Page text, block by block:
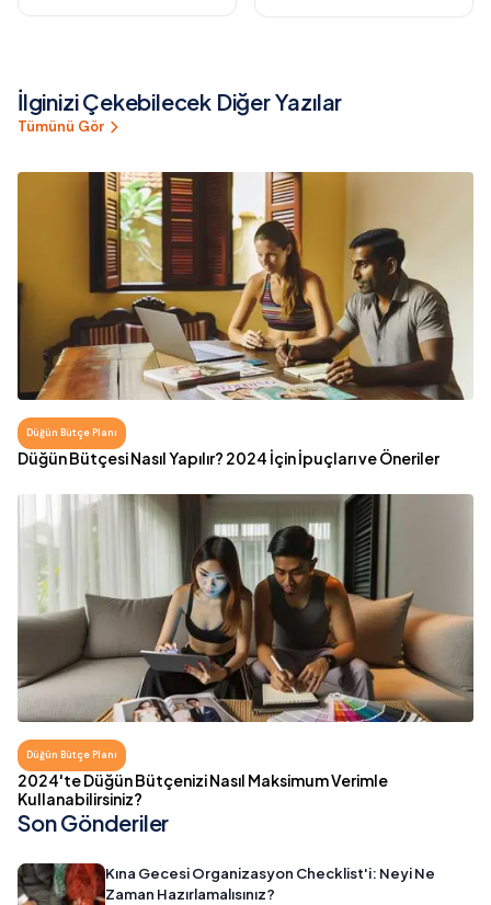
İlginizi Çekebilecek Diğer Yazılar
Tümünü Gör
Düğün Bütçe Planı
Düğün Bütçesi Nasıl Yapılır? 2024 İçin İpuçları ve Öneriler
Düğün Bütçe Planı
2024'te Düğün Bütçenizi Nasıl Maksimum Verimle
Kullanabilirsiniz?
Son Gönderiler
Kına Gecesi Organizasyon Checklist'i: Neyi Ne
Zaman Hazırlamalısınız?